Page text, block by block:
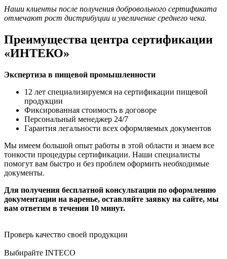
Наши клиенты после получения добровольного сертификата
отмечают рост дистрибуции и увеличение среднего чека.
Преимущества центра сертификации
«ИНТЕКО»
Экспертиза в пищевой промышленности
12 лет специализируемся на сертификации пищевой
продукции
Фиксированная стоимость в договоре
Персональный менеджер 24/7
Гарантия легальности всех оформляемых документов
Мы имеем большой опыт работы в этой области и знаем все
тонкости процедуры сертификации. Наши специалисты
помогут вам быстро и без проблем оформить необходимые
документы.
Для получения бесплатной консультации по оформлению
документации на варенье, оставляйте заявку на сайте, мы
вам ответим в течении 10 минут.
Проверь качество своей продукции
Выбирайте INTECO